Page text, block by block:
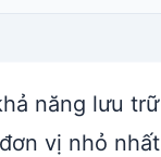
năng lưu trữ
vị nhỏ nhất